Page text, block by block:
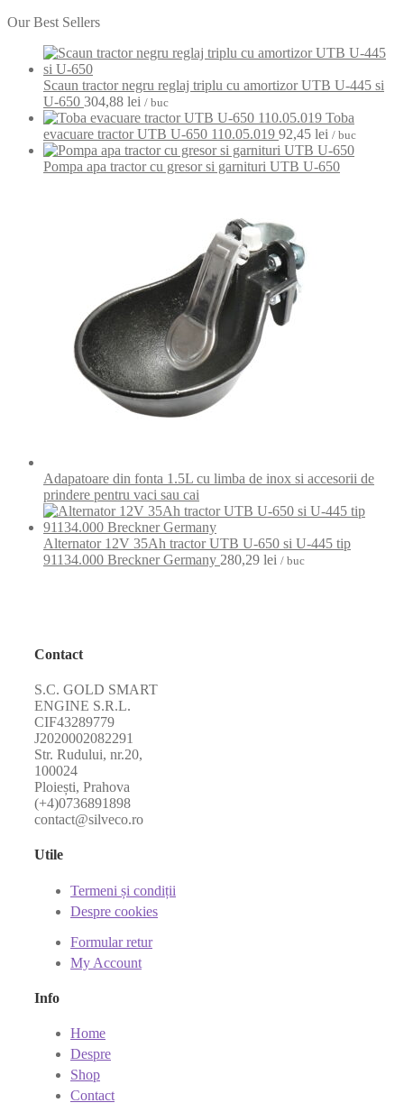
Our Best Sellers
Scaun tractor negru reglaj triplu cu amortizor UTB U-445 si
U-650 304,88 lei / buc
Toba
evacuare tractor UTB U-650 110.05.019 92,45 lei / buc
Pompa apa tractor cu gresor si garnituri UTB U-650
Adapatoare din fonta 1.5L cu limba de inox si accesorii de
prindere pentru vaci sau cai
Alternator 12V 35Ah tractor UTB U-650 si U-445 tip
91134.000 Breckner Germany 280,29 lei / buc
Contact
S.C. GOLD SMART
ENGINE S.R.L.
CIF43289779
J2020002082291
Str. Rudului, nr.20,
100024
Ploiești, Prahova
(+4)0736891898
contact@silveco.ro
Utile
Termeni și condiții
Despre cookies
Formular retur
My Account
Info
Home
Despre
Shop
Contact